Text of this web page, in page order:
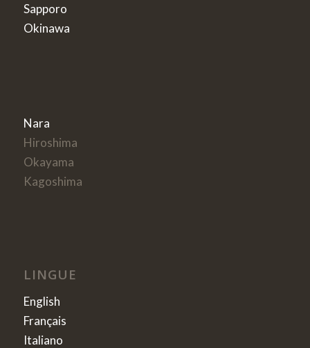
Sapporo
Okinawa
Nara
Hiroshima
Okayama
Kagoshima
LINGUE
English
Français
Italiano